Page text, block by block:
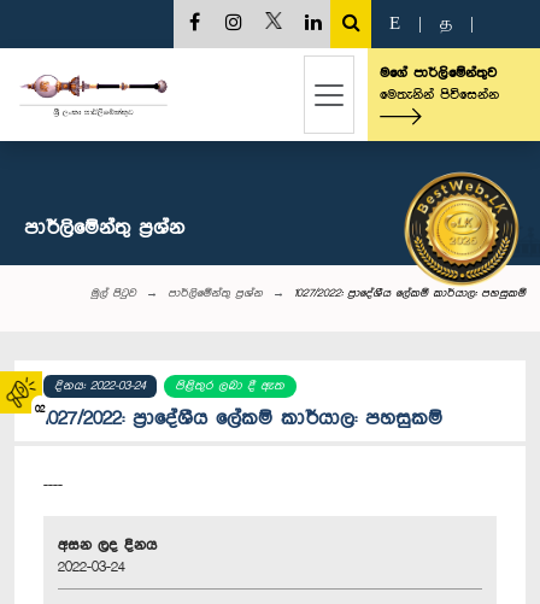
02
E த
මගේ පාර්ලිමේන්තුව
මෙතැනින් පිවිසෙන්න
පාර්ලි‌මේන්තු‌ ප්‍රශ්න
මුල් පිටුව පාර්ලි‌මේන්තු‌ ප්‍රශ්න 1027/2022: ප්‍රාදේශීය ලේකම් කාර්යාල: පහසුකම්
දිනය: 2022-03-24 පිළිතුර ලබා දී ඇත
1027/2022: ප්‍රාදේශීය ලේකම් කාර්යාල: පහසුකම්
----
අසන ලද දිනය
2022-03-24